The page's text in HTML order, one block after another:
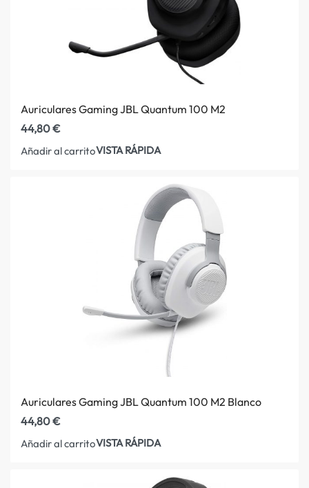
Auriculares Gaming JBL Quantum 100 M2
44,80€
Añadir al carritoVISTA RÁPIDA
Auriculares Gaming JBL Quantum 100 M2 Blanco
44,80€
Añadir al carritoVISTA RÁPIDA